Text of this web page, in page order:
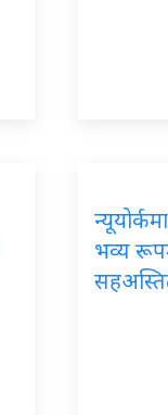
न्यूयोर्कमा
भव्य